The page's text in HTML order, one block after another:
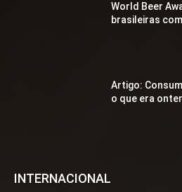
World Beer
brasileiras
Artigo:
o que era
INTERNACIONAL